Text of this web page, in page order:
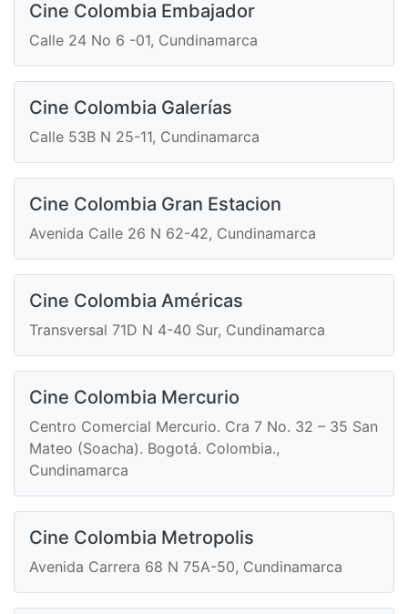
Cine Colombia Embajador
Calle 24 No 6 -01, Cundinamarca
Cine Colombia Galerías
Calle 53B N 25-11, Cundinamarca
Cine Colombia Gran Estacion
Avenida Calle 26 N 62-42, Cundinamarca
Cine Colombia Américas
Transversal 71D N 4-40 Sur, Cundinamarca
Cine Colombia Mercurio
Centro Comercial Mercurio. Cra 7 No. 32 – 35 San
Mateo (Soacha). Bogotá. Colombia.,
Cundinamarca
Cine Colombia Metropolis
Avenida Carrera 68 N 75A-50, Cundinamarca